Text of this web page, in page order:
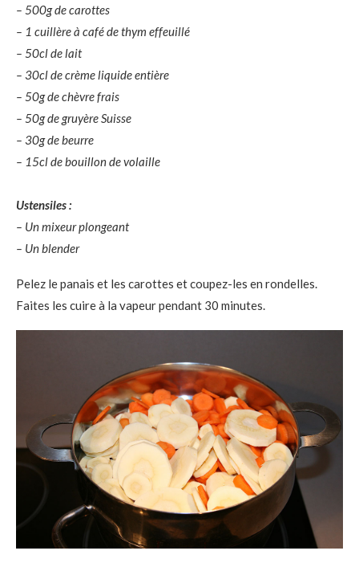
– 500g de carottes
– 1 cuillère à café de thym effeuillé
– 50cl de lait
– 30cl de crème liquide entière
– 50g de chèvre frais
– 50g de gruyère Suisse
– 30g de beurre
– 15cl de bouillon de volaille
Ustensiles :
– Un mixeur plongeant
– Un blender
Pelez le panais et les carottes et coupez-les en rondelles.
Faites les cuire à la vapeur pendant 30 minutes.